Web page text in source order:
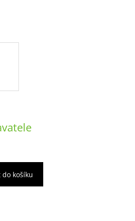
do košíku